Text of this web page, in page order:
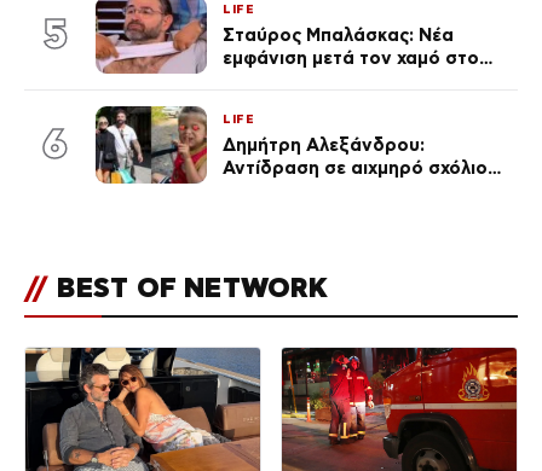
5
LIFE
Σταύρος Μπαλάσκας: Νέα
εμφάνιση μετά τον χαμό στο
6
LIFE
Δημήτρη Αλεξάνδρου:
Αντίδραση σε αιχμηρό σχόλιο
// BEST OF NETWORK